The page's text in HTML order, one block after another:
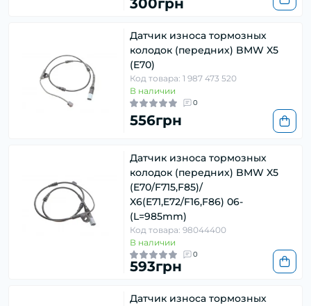
300грн
Датчик износа тормозных
колодок (передних) BMW X5
(E70)
Код товара: 1 987 473 520
В наличии
0
556грн
Датчик износа тормозных
колодок (передних) BMW X5
(E70/F715,F85)/
X6(E71,E72/F16,F86) 06-
(L=985mm)
Код товара: 98044400
В наличии
0
593грн
Датчик износа тормозных